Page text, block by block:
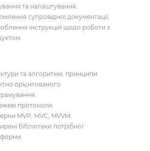
та налаштування.
супровідної документації,
інструкцій щодо роботи з
та алгоритми, принципи
орієнтованого
протоколи.
MVP, MVC, MVVM.
бібліотеки потрібної